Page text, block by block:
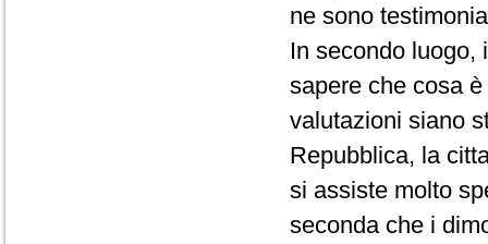
ne sono
In secondo luogo,
sapere che cosa
valutazioni siano
Repubblica, la
si assiste molto
seconda che i